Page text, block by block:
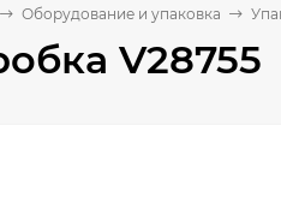
Оборудование и упаковка
V28755